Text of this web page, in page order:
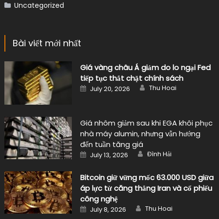
Uncategorized
Bài viết mới nhất
Giá vàng châu Á giảm do lo ngại Fed
tiếp tục thắt chặt chính sách
Posted
on
July 20, 2026 Author
Thu Hoai
Giá nhôm giảm sau khi EGA khôi phục
nhà máy alumin, nhưng vẫn hướng
đến tuần tăng giá
Posted
on
July 13, 2026 Author
Đình Hải
Bitcoin giữ vững mốc 63.000 USD giữa
áp lực từ căng thẳng Iran và cổ phiếu
công nghệ
Posted
on
July 8, 2026 Author
Thu Hoai